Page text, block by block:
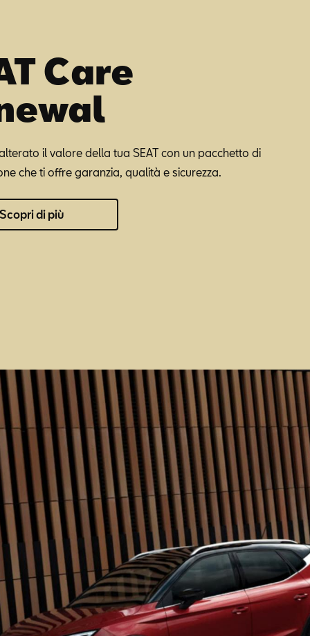
Care
il valore della tua SEAT con un pacchetto di
che ti offre garanzia, qualità e sicurezza.
Scopri di più